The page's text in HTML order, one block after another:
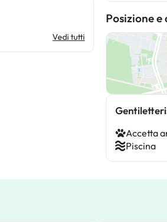
Vedi tutti
Posizione
Accetta
Piscina